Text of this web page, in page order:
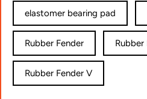
elastomer bearing pad
Rubber Fender Rubber
Rubber Fender V